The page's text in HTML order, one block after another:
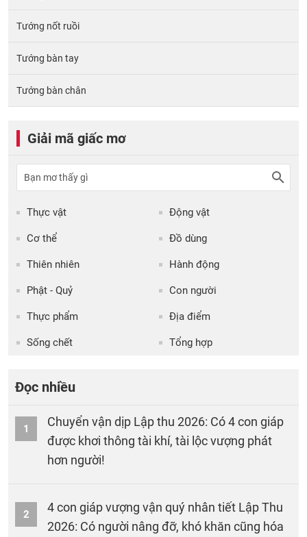
Tướng nốt ruồi
Tướng bàn tay
Tướng bàn chân
Giải mã giấc mơ
Thực vật Động vật
Cơ thể Đồ dùng
Thiên nhiên Hành động
Phật - Quỷ Con người
Thực phẩm Địa điểm
Sống chết Tổng hợp
Đọc nhiều
1
Chuyển vận dịp Lập thu 2026: Có 4 con giáp
được khơi thông tài khí, tài lộc vượng phát
hơn người!
2
4 con giáp vượng vận quý nhân tiết Lập Thu
2026: Có người nâng đỡ, khó khăn cũng hóa